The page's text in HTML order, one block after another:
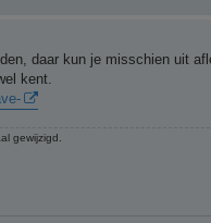
daar kun je misschien uit
kent.
gewijzigd.